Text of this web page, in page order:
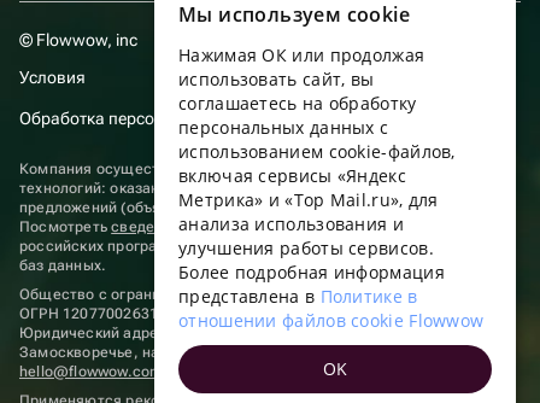
© Flowwow, inc
Условия
Обработка персональных данных
Компания осуществляет деятельность в области информационных
технологий: оказание услуг в сети “Интернет” по размещению
предложений (объявлений) продавцов о реализации товаров.
Посмотретьсведения о программах, включенных в реестр
российских программ для электронных вычислительных машин и
баз данных.
Общество с ограниченной ответственностью «ФЛАУВАУ»
ОГРН 1207700263198, ИНН 9702020445
Юридический адрес: г. Москва, вн.тер. г. Муниципальный округ
Замоскворечье, наб. Садовническая, д. 9, помещ. 2/3.
hello@flowwow.com
8 800 555-16-15
ENGLISH
UKRAINIAN
PORTUGUESE
FRENCH
TURKISH
Мы используем сookie
Нажимая ОК или продолжая
использовать сайт, вы
соглашаетесь на обработку
персональных данных с
использованием cookie-файлов,
включая сервисы «Яндекс
Метрика» и «Top Mail.ru», для
анализа использования и
улучшения работы сервисов.
Более подробная информация
представлена в Политике в
отношении файлов cookie Flowwow
OK